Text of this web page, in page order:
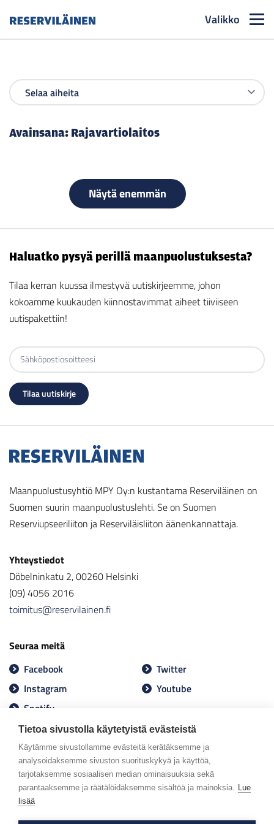
Tietoa sivustolla käytetyistä evästeistä
Käytämme sivustollamme evästeitä kerätäksemme ja
analysoidaksemme sivuston suorituskykyä ja käyttöä,
tarjotaksemme sosiaalisen median ominaisuuksia sekä
parantaaksemme ja räätälöidäksemme sisältöä ja mainoksia. Lue
lisää
Valikko
Avainsana: Rajavartiolaitos
Näytä enemmän
Haluatko pysyä perillä maanpuolustuksesta?
Tilaa kerran kuussa ilmestyvä uutiskirjeemme, johon
kokoamme kuukauden kiinnostavimmat aiheet tiiviiseen
uutispakettiin!
Maanpuolustusyhtiö MPY Oy:n kustantama Reserviläinen on
Suomen suurin maanpuolustuslehti. Se on Suomen
Reserviupseeriliiton ja Reserviläisliiton äänenkannattaja.
Yhteystiedot
Döbelninkatu 2, 00260 Helsinki
(09) 4056 2016
toimitus@reservilainen.fi
Seuraa meitä
Facebook
Twitter
Instagram
Youtube
Spotify